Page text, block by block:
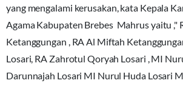
yang mengalami kerusakan, kata Kepala
Agama Kabupaten Brebes Mahrus yaitu ,"
Ketanggungan , RA Al Miftah
Losari, RA Zahrotul Qoryah Losari , MI
Darunnajah Losari MI Nurul Huda Losari